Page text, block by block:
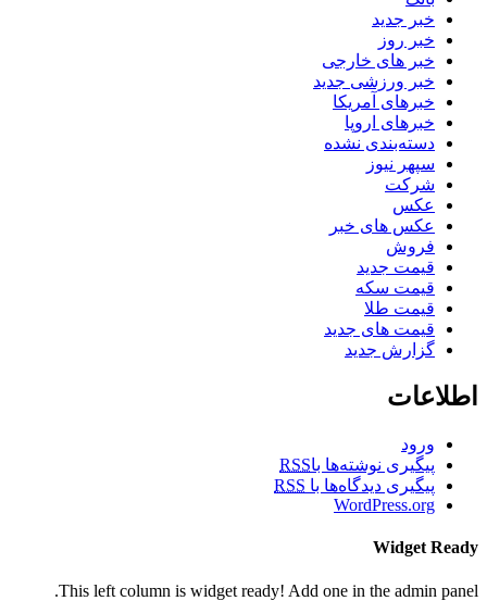
خبر جدید
خبر روز
خبر های خارجی
خبر ورزشی جدید
خبرهای آمریکا
خبرهای اروپا
دسته‌بندی نشده
سپهر نیوز
شرکت
عکس
عکس های خبر
فروش
قیمت جدید
قیمت سکه
قیمت طلا
قیمت های جدید
گزارش جدید
اطلاعات
ورود
پیگیری نوشته‌ها باRSS
پیگیری دیدگاه‌ها با RSS
WordPress.org
Widget Ready
This left column is widget ready! Add one in the admin panel.